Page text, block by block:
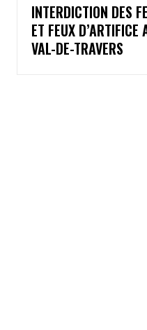
INTERDICTION DES
ET FEUX D’ARTIFICE
VAL-DE-TRAVERS